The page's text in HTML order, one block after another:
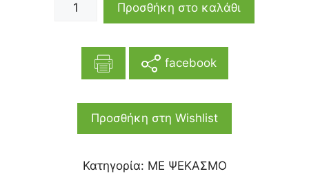
Προσθήκη στο καλάθι
facebook
Προσθήκη στη Wishlist
Κατηγορία: ΜΕ ΨΕΚΑΣΜΟ